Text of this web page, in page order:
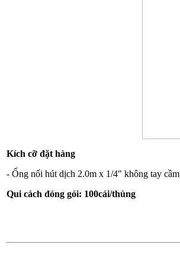
Kích cỡ đặt hàng
- Ống nối hút dịch 2.0m x 1/4" không tay cầm
Qui cách đóng gói: 100cái/thùng